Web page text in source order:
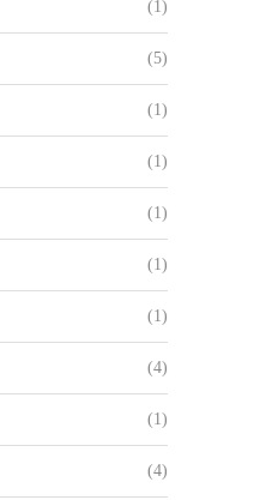
(1)
(5)
(1)
(1)
(1)
(1)
(1)
(4)
(1)
(4)